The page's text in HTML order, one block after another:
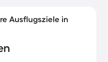
Ausflugsziele in